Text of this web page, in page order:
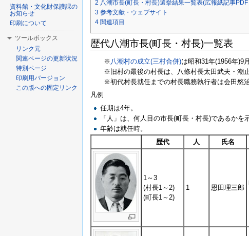
2 八潮市長(町長・村長)選挙結果一覧表(広報紙記事
3 参考文献・ウェブサイト
4 関連項目
歴代八潮市長(町長・村長)一覧表
※ 八潮村の成立(三村合併)は昭和31年(1956年)9月
※旧村の最後の村長は、八條村長太田武夫・潮
※初代村長就任までの村長職務執行者は会田悠治
凡例
任期は4年。
「人」は、何人目の市長(町長・村長)であるかを
年齢は就任時。
歴代
人 氏名
1～3
(村長1～2)
(町長1～2)
1 恩田理三郎
資料館・文化財保護課の
お知らせ
印刷について
ツールボックス
リンク元
関連ページの更新状況
特別ページ
印刷用バージョン
この版への固定リンク